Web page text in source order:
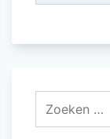
Zoeken